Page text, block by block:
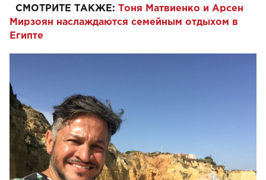
СМОТРИТЕ ТАКЖЕ: Тоня Матвиенко и Арсен
Мирзоян наслаждаются семейным отдыхом в
Египте